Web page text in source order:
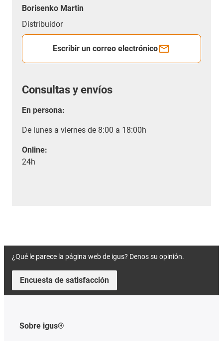
Borisenko Martin
Distribuidor
Escribir un correo electrónico
Consultas y envíos
En persona:
De lunes a viernes de 8:00 a 18:00h
Online:
24h
¿Qué le parece la página web de igus? Denos su opinión.
Encuesta de satisfacción
Sobre igus®